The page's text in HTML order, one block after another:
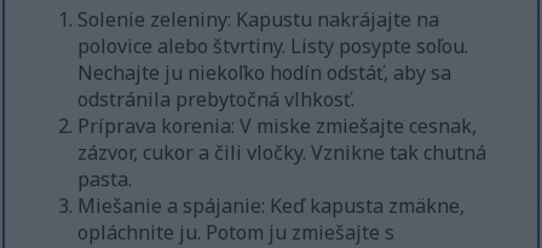
Solenie zeleniny: Kapustu nakrájajte na
polovice alebo štvrtiny. Listy posypte soľou.
Nechajte ju niekoľko hodín odstáť, aby sa
odstránila prebytočná vlhkosť.
Príprava korenia: V miske zmiešajte cesnak,
zázvor, cukor a čili vločky. Vznikne tak chutná
pasta.
Miešanie a spájanie: Keď kapusta zmäkne,
opláchnite ju. Potom ju zmiešajte s